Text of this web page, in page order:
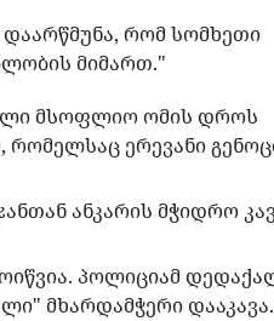
რომ სომხეთი
მიმართ."
მსოფლიო ომის დროს
რომელსაც ერევანი
ანკარის მჭიდრო
პოლიციამ
მხარდამჭერი დააკავა.